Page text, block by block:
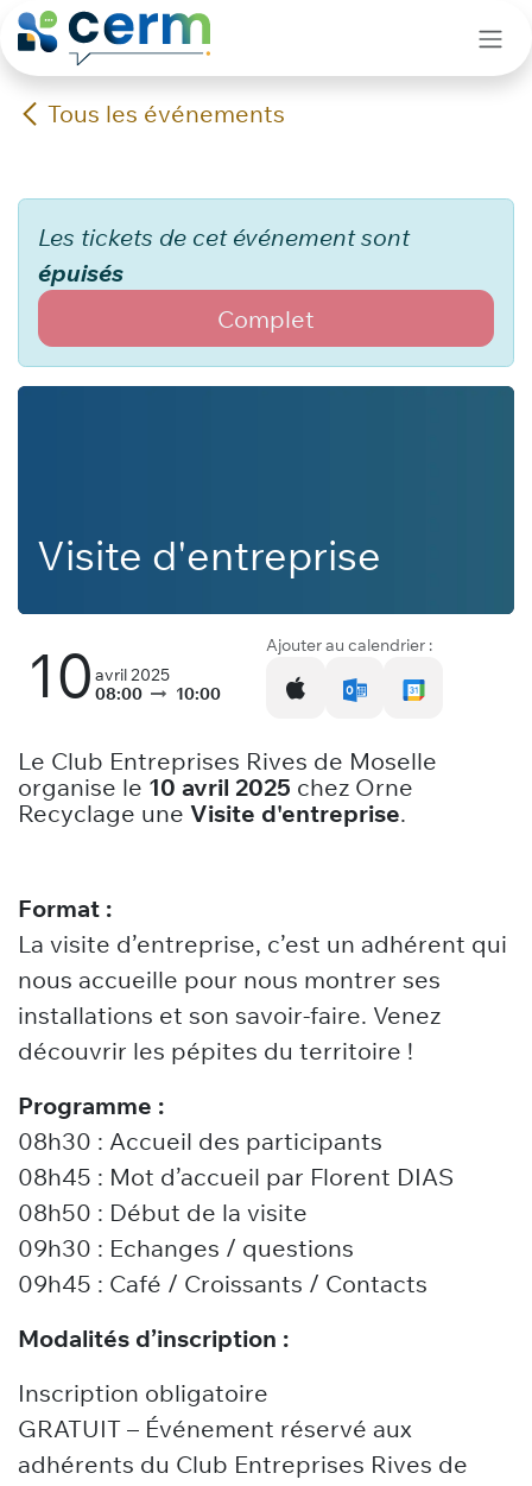
Se rendre au contenu
Tous les événements
Les tickets de cet événement sont
épuisés
Complet
Visite d'entreprise
10 avril 2025
08:00
10:00
Ajouter au calendrier :
Le Club Entreprises Rives de Moselle
organise le 10 avril 2025 chez Orne
Recyclage une Visite d'entreprise.
Format :
La visite d’entreprise, c’est un adhérent qui
nous accueille pour nous montrer ses
installations et son savoir-faire. Venez
découvrir les pépites du territoire !
Programme :
08h30 : Accueil des participants
08h45 : Mot d’accueil par Florent DIAS
08h50 : Début de la visite
09h30 : Echanges / questions
09h45 : Café / Croissants / Contacts
Modalités d’inscription :
Inscription obligatoire
GRATUIT – Événement réservé aux
adhérents du Club Entreprises Rives de